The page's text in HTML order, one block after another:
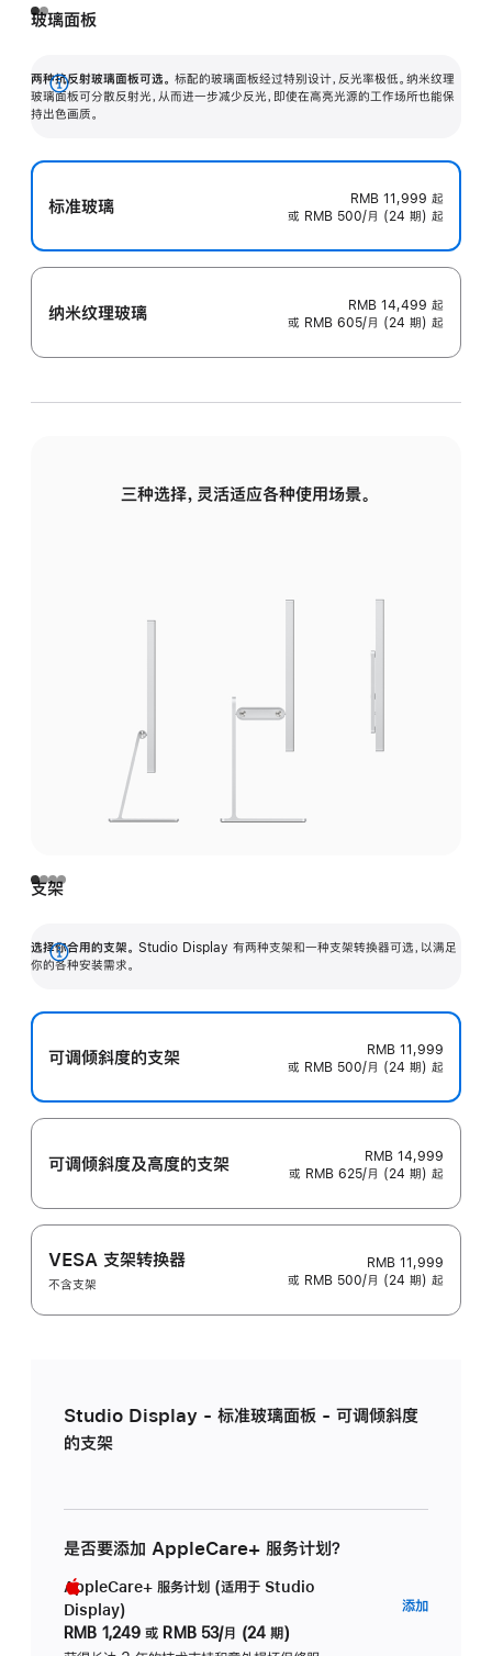
玻璃面板
两种抗反射玻璃面板可选。 标配的玻璃面板经过特别设计，反光率极低。纳米纹理
玻璃面板可分散反射光，从而进一步减少反光，即使在高亮光源的工作场所也能保
持出色画质。
展
开
标准玻璃 RMB 11,999 起
或 RMB 500/月 (24 期) 起
纳米纹理玻璃 RMB 14,499 起
或 RMB 605/月 (24 期) 起
三种选择，灵活适应各种使用场景。
支架
选择你合用的支架。 Studio Display 有两种支架和一种支架转换器可选，以满足
你的各种安装需求。
展
可调倾斜度的支架
RMB 11,999
或 RMB 500/月 (24 期) 起
可调倾斜度及高‍度的支‍架
RMB 14,999
或 RMB 625/月 (24 期) 起
VESA 支架转换器
不含支架
RMB 11,999
或 RMB 500/月 (24 期) 起
Studio Display - 标准玻璃面板 - 可调倾斜度
的支架
是否要添加 AppleCare+ 服务计划？
AppleCare+ 服务计划 (适用于 Studio
Display)
RMB 1,249 或 RMB 53/月 (24 期)
添加